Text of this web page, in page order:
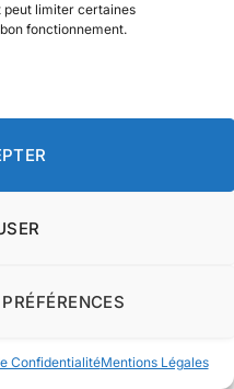
peut limiter certaines
fonctionnement.
ConfidentialitéMentions Légales
/ stockage,
poussiéreuse.